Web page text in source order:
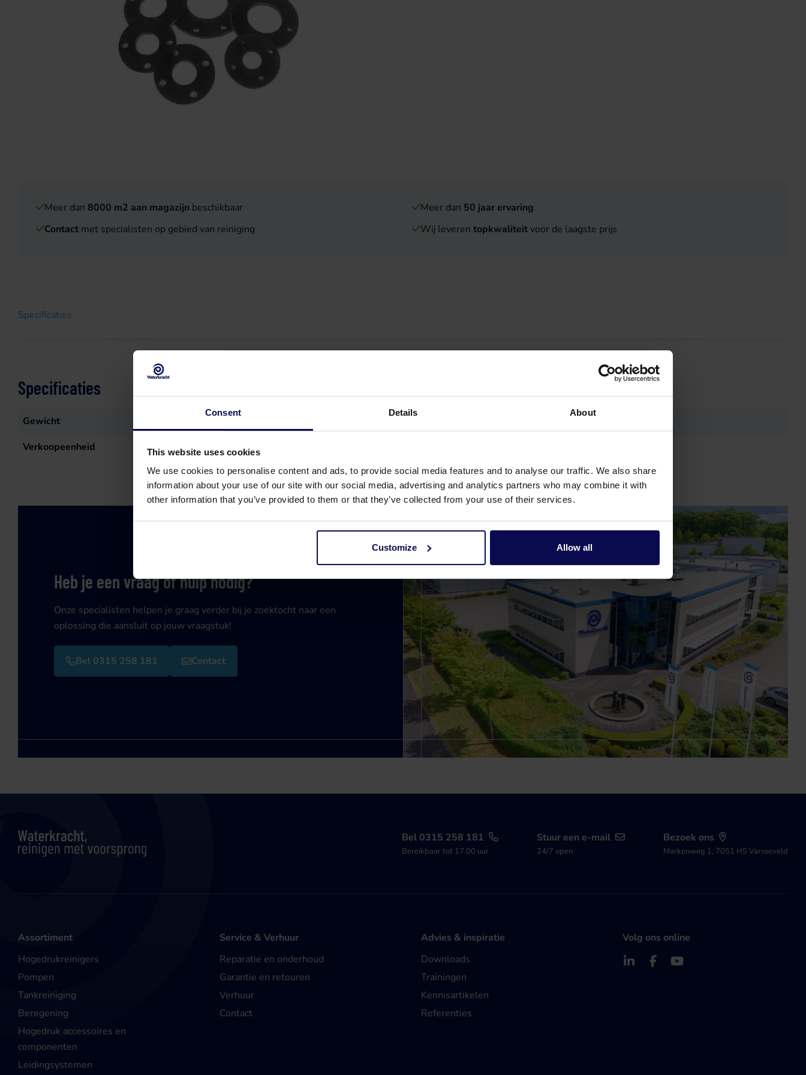
Consent Details About
This website uses cookies
We use cookies to personalise content and ads, to provide social media features and to analyse our traffic. We also share
information about your use of our site with our social media, advertising and analytics partners who may combine it with
other information that you’ve provided to them or that they’ve collected from your use of their services.
Customize Allow all
Meer dan 8000 m2 aan magazijn beschikbaar Meer dan 50 jaar ervaring
Contact met specialisten op gebied van reiniging Wij leveren topkwaliteit voor de laagste prijs
Specificaties
Specificaties
Gewicht
Verkoopeenheid
st
Heb je een vraag of hulp nodig?
Onze specialisten helpen je graag verder bij je zoektocht naar een
oplossing die aansluit op jouw vraagstuk!
Bel 0315 258 181 Contact
Bel 0315 258 181
Bereikbaar tot 17.00 uur
Stuur een e-mail
24/7 open
Bezoek ons
Markenweg 1, 7051 HS Varsseveld
Assortiment
Hogedrukreinigers
Pompen
Tankreiniging
Beregening
Hogedruk accessoires en
componenten
Leidingsystemen
Service & Verhuur
Reparatie en onderhoud
Garantie en retouren
Verhuur
Contact
Advies & inspiratie
Downloads
Trainingen
Kennisartikelen
Referenties
Volg ons online